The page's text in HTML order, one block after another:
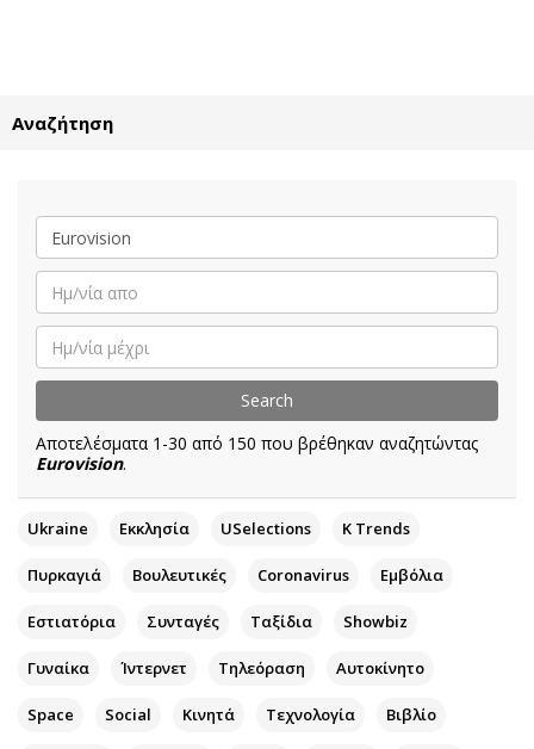
Κύπρος
Παιδεία
Υγεία
Πολιτική
Βουλευτικές 2026
Εκλογές 2024
Προεδρικές 2023
Διπλωματία
Κύπρος
Ελλάδα
Διεθνή
Οικονομική
Αρθρογραφία
The Hill
Αγγελίες
Ενοικιάζονται
Πωλούνται
Θέσεις εργασίας
Κινητά-tablets
Social
Αφιερώματα
Αναζήτηση
Αποτελέσματα 1-30 από 150 που βρέθηκαν αναζητώντας
Eurovision.
Ukraine Εκκλησία USelections K Τrends
Πυρκαγιά Βουλευτικές Coronavirus Εμβόλια
Εστιατόρια Συνταγές Ταξίδια Showbiz
Γυναίκα Ίντερνετ Τηλεόραση Αυτοκίνητο
Space Social Κινητά Τεχνολογία Βιβλίο